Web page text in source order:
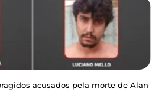
acusados pela morte de Alan